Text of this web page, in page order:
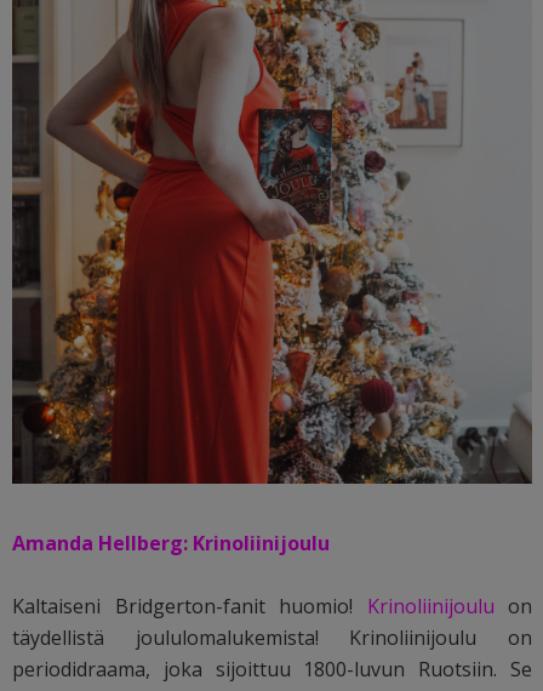
Amanda Hellberg: Krinoliinijoulu
Kaltaiseni Bridgerton-fanit huomio! Krinoliinijoulu on
täydellistä joululomalukemista! Krinoliinijoulu on
periodidraama, joka sijoittuu 1800-luvun Ruotsiin. Se